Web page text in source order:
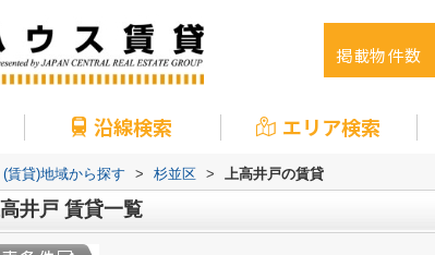
掲載物件数
沿線検索 エリア検索
(賃貸)地域から探す > 杉並区 > 上高井戸の賃貸
井戸 賃貸一覧